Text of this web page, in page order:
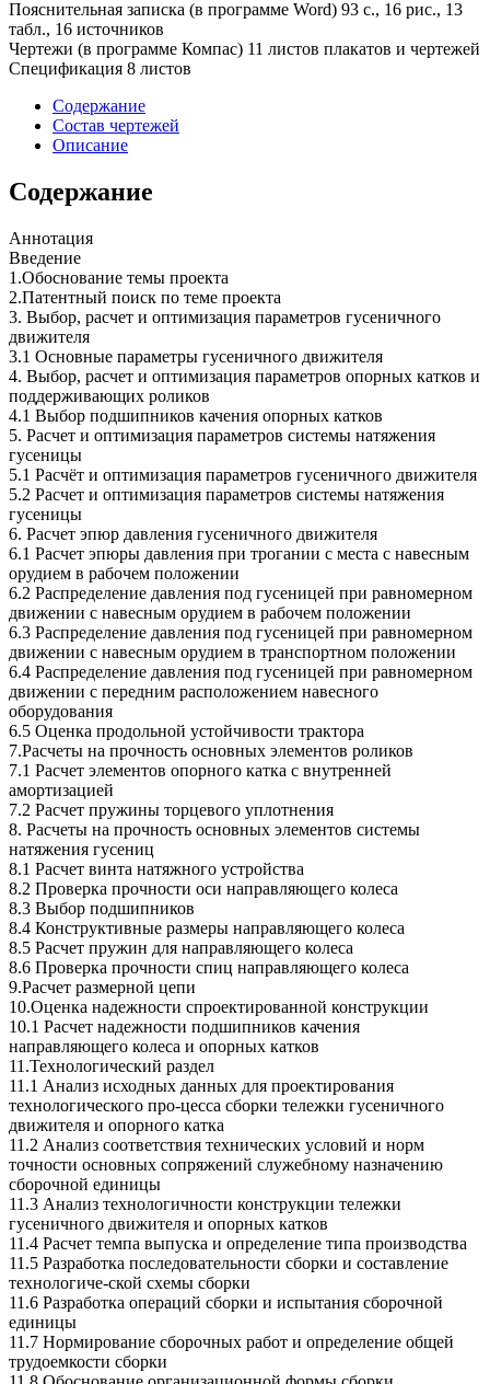
Пояснительная записка (в программе Word) 93 с., 16 рис., 13
табл., 16 источников
Чертежи (в программе Компас) 11 листов плакатов и чертежей
Спецификация 8 листов
Содержание
Состав чертежей
Описание
Содержание
Аннотация
Введение
1.Обоснование темы проекта
2.Патентный поиск по теме проекта
3. Выбор, расчет и оптимизация параметров гусеничного
движителя
3.1 Основные параметры гусеничного движителя
4. Выбор, расчет и оптимизация параметров опорных катков и
поддерживающих роликов
4.1 Выбор подшипников качения опорных катков
5. Расчет и оптимизация параметров системы натяжения
гусеницы
5.1 Расчёт и оптимизация параметров гусеничного движителя
5.2 Расчет и оптимизация параметров системы натяжения
гусеницы
6. Расчет эпюр давления гусеничного движителя
6.1 Расчет эпюры давления при трогании с места с навесным
орудием в рабочем положении
6.2 Распределение давления под гусеницей при равномерном
движении с навесным орудием в рабочем положении
6.3 Распределение давления под гусеницей при равномерном
движении с навесным орудием в транспортном положении
6.4 Распределение давления под гусеницей при равномерном
движении с передним расположением навесного
оборудования
6.5 Оценка продольной устойчивости трактора
7.Расчеты на прочность основных элементов роликов
7.1 Расчет элементов опорного катка с внутренней
амортизацией
7.2 Расчет пружины торцевого уплотнения
8. Расчеты на прочность основных элементов системы
натяжения гусениц
8.1 Расчет винта натяжного устройства
8.2 Проверка прочности оси направляющего колеса
8.3 Выбор подшипников
8.4 Конструктивные размеры направляющего колеса
8.5 Расчет пружин для направляющего колеса
8.6 Проверка прочности спиц направляющего колеса
9.Расчет размерной цепи
10.Оценка надежности спроектированной конструкции
10.1 Расчет надежности подшипников качения
направляющего колеса и опорных катков
11.Технологический раздел
11.1 Анализ исходных данных для проектирования
технологического про-цесса сборки тележки гусеничного
движителя и опорного катка
11.2 Анализ соответствия технических условий и норм
точности основных сопряжений служебному назначению
сборочной единицы
11.3 Анализ технологичности конструкции тележки
гусеничного движителя и опорных катков
11.4 Расчет темпа выпуска и определение типа производства
11.5 Разработка последовательности сборки и составление
технологиче-ской схемы сборки
11.6 Разработка операций сборки и испытания сборочной
единицы
11.7 Нормирование сборочных работ и определение общей
трудоемкости сборки